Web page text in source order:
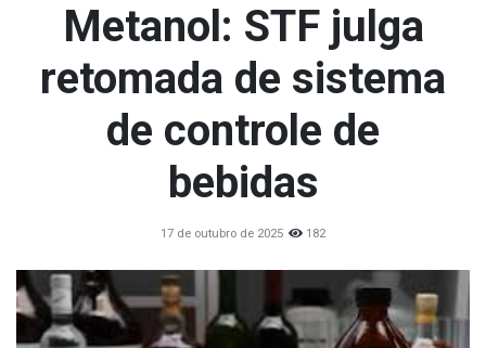
Metanol: STF julga
retomada de sistema
de controle de
bebidas
17 de outubro de 2025 182